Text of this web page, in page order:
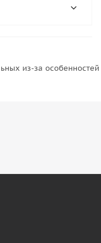
из-за особенностей